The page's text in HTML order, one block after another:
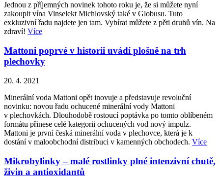
Jednou z příjemných novinek tohoto roku je, že si můžete nyní
zakoupit vína Vinselekt Michlovský také v Globusu. Tuto
exkluzivní řadu najdete jen tam. Vybírat můžete z pěti druhů vín. Na
zdraví! Více
Mattoni poprvé v historii uvádí plošně na trh
plechovky
20. 4. 2021
Minerální voda Mattoni opět inovuje a představuje revoluční
novinku: novou řadu ochucené minerální vody Mattoni
v plechovkách. Dlouhodobě rostoucí poptávka po tomto oblíbeném
formátu přinese celé kategorii ochucených vod nový impulz.
Mattoni je první česká minerální voda v plechovce, která je k
dostání v maloobchodní distribuci v kamenných obchodech. Více
Mikrobylinky – malé rostlinky plné intenzivní chutě,
živin a antioxidantů